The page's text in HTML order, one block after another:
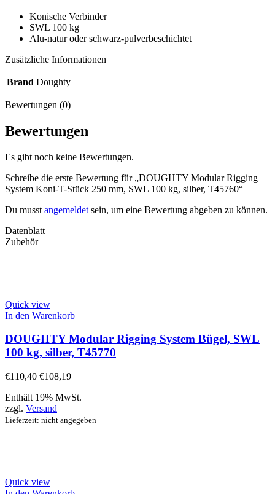
Konische Verbinder
SWL 100 kg
Alu-natur oder schwarz-pulverbeschichtet
Zusätzliche Informationen
Brand Doughty
Bewertungen (0)
Bewertungen
Es gibt noch keine Bewertungen.
Schreibe die erste Bewertung für „DOUGHTY Modular Rigging
System Koni-T-Stück 250 mm, SWL 100 kg, silber, T45760“
Du musst angemeldet sein, um eine Bewertung abgeben zu können.
Datenblatt
Zubehör
Quick view
In den Warenkorb
DOUGHTY Modular Rigging System Bügel, SWL
100 kg, silber, T45770
€110,40 €108,19
Enthält 19% MwSt.
zzgl. Versand
Lieferzeit: nicht angegeben
Quick view